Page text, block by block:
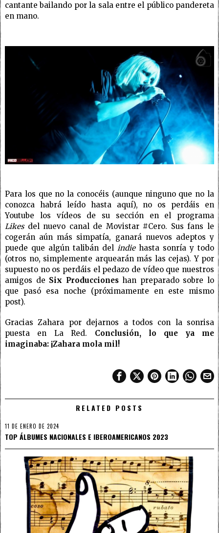
cantante bailando por la sala entre el público pandereta
en mano.
Para los que no la conocéis (aunque ninguno que no la
conozca habrá leído hasta aquí), no os perdáis en
Youtube los vídeos de su sección en el programa
Likesdel nuevo canal de Movistar #Cero. Sus fans le
cogerán aún más simpatía, ganará nuevos adeptos y
puede que algún talibán del indiehasta sonría y todo
(otros no, simplemente arquearán más las cejas). Y por
supuesto no os perdáis el pedazo de vídeo que nuestros
amigos de Six Produccioneshan preparado sobre lo
que pasó esa noche (próximamente en este mismo
post).
Gracias Zahara por dejarnos a todos con la sonrisa
puesta en La Red. Conclusión, lo que ya me
imaginaba: ¡Zahara mola mil!
RELATED POSTS
11 DE ENERO DE 2024
TOP ÁLBUMES NACIONALES E IBEROAMERICANOS 2023